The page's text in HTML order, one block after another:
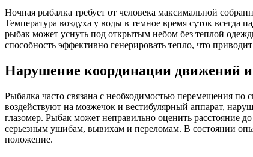
Ночная рыбалка требует от человека максимальной
Температура воздуха у воды в темное время суток всегда
рыбак может уснуть под открытым небом без теплой
способность эффективно генерировать тепло, что
Нарушение координации движений
Рыбалка часто связана с необходимостью перемещения
воздействуют на мозжечок и вестибулярный аппарат,
глазомер. Рыбак может неправильно оценить расстояние
серьезным ушибам, вывихам и переломам. В состоянии
положение.